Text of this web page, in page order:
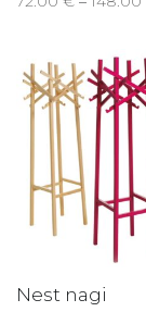
Nest nagi